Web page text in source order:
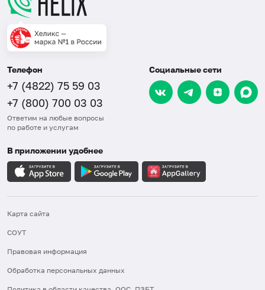
Телефон
+7 (4822) 75 59 03
+7 (800) 700 03 03
Ответим на любые вопросы
по работе и услугам
Социальные сети
В приложении удобнее
Карта сайта
СОУТ
Правовая информация
Обработка персональных данных